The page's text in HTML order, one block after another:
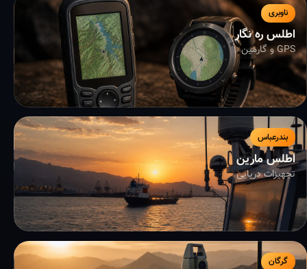
ناوبری
اطلس ره نگار
GPS و گارمین
بندرعباس
اطلس مارین
تجهیزات دریایی
گرگان